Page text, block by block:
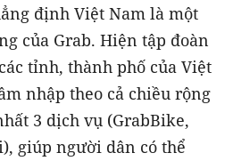
định Việt Nam là một
của Grab. Hiện tập đoàn
tỉnh, thành phố của Việt
nhập theo cả chiều rộng
3 dịch vụ (GrabBike,
giúp người dân có thể